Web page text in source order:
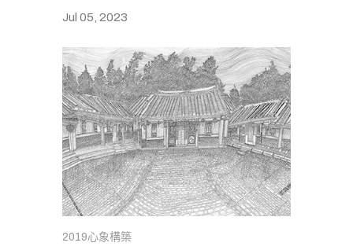
Jul 05, 2023
2019心象構築